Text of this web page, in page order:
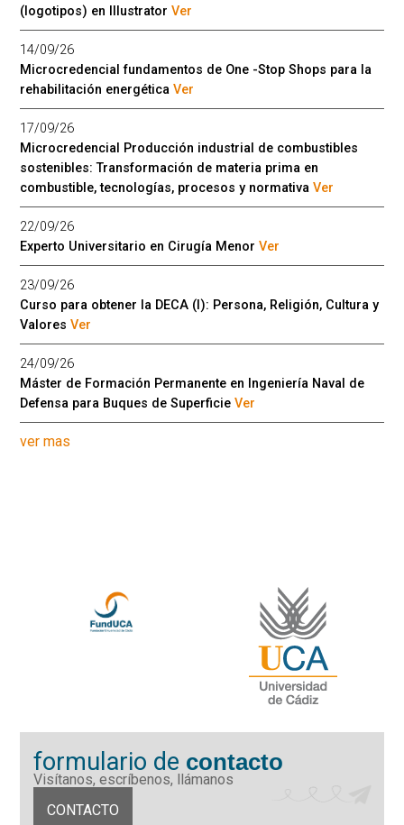
(logotipos) en IllustratorVer
14/09/26
Microcredencial fundamentos de One -Stop Shops para la
rehabilitación energéticaVer
17/09/26
Microcredencial Producción industrial de combustibles
sostenibles: Transformación de materia prima en
combustible, tecnologías, procesos y normativaVer
22/09/26
Experto Universitario en Cirugía MenorVer
23/09/26
Curso para obtener la DECA (I): Persona, Religión, Cultura y
ValoresVer
24/09/26
Máster de Formación Permanente en Ingeniería Naval de
Defensa para Buques de SuperficieVer
ver mas
formulario de contacto
Visítanos, escríbenos, llámanos
CONTACTO